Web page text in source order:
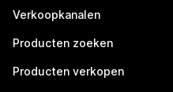
Verkoopkanalen
Producten zoeken
Producten verkopen